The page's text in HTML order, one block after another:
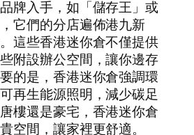
牌入手，如「儲存王」或
它們的分店遍佈港九新
這些香港迷你倉不僅提供
附設辦公空間，讓你邊存
的是，香港迷你倉強調環
再生能源照明，減少碳足
樓還是豪宅，香港迷你倉
空間，讓家裡更舒適。